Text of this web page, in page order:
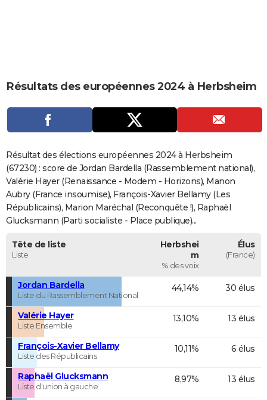
CARTE DE VOEUX
Carte de Noël
Carte Bonne année
Carte Saint-Valentin
Carte Pâques
Carte d'anniversaire
DICTIONNAIRE
Dictionnaire
Biographies
Citations
Expressions
Proverbes
PROGRAMME TV
COPAINS D'AVANT
S'inscrire
Se connecter
Lycées
Collèges
Primaires
Universités
Entreprises
Service militaire
Avis de recherche
AVIS DE DÉCÈS
FORUM
Résultats des européennes 2024 à Herbsheim
Résultat des élections européennes 2024 à Herbsheim
(67230) : score de Jordan Bardella (Rassemblement national),
Valérie Hayer (Renaissance - Modem - Horizons), Manon
Aubry (France insoumise), François-Xavier Bellamy (Les
Républicains), Marion Maréchal (Reconquête !), Raphaël
Glucksmann (Parti socialiste - Place publique)...
Tête de liste
Liste
Herbshei
m
% des voix
Élus
(France)
Jordan Bardella
Liste du Rassemblement National
44,14% 30 élus
Valérie Hayer
Liste Ensemble
13,10% 13 élus
François-Xavier Bellamy
Liste des Républicains
10,11% 6 élus
Raphaël Glucksmann
Liste d'union à gauche
8,97% 13 élus